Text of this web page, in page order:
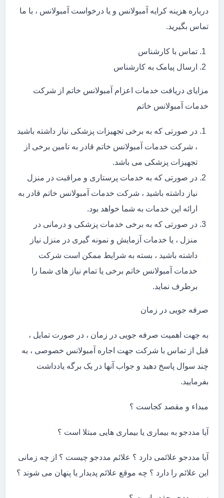
درباره هزینه کرایه آمبولانس و یا درخواست آمبولانس ، با ما
تماس بگیرید.
تماس با کارشناس
ارسال پیامک به کارشناس
مزایای دریافت خدمات اعزام آمبولانس خاتم از شرکت
خدمات آمبولانس خاتم
در صورتی که به برخی تجهیزات پزشکی نیاز داشته باشید
، شرکت خدمات آمبولانس خاتم قادر به تامین برخی از
تجهیزات پزشکی می باشد.
در صورتی که به خدمات پرستاری و مراقبت در منزل
نیاز داشته باشید ، شرکت خدمات آمبولانس خاتم قادر به
ارائه این خدمات به شما خواهد بود.
در صورتی که به برخی خدمات پزشکی و درمانی در
منزل ، یا خدمات آزمایش و نمونه گیری در منزل نیاز
داشته باشید ، بسته به شرایط ممکن است شرکت
خدمات آمبولانس خاتم برخی یا تمام نیاز های شما را
برطرف نماید.
صرفه جویی در زمان
به جهت اهمیت صرفه جویی در زمان ، در صورت تمایل ،
قبل از تماس با شرکت جهت اجاره آمبولانس خصوصی ، به
چند سوال پاسخ دهید و جواب آنها در یک برگه یادداشت
بفرمایید.
مبداء و مقصد کجاست ؟
آیا مددجو به بیماری یا بیماری هایی مبتلا است ؟
آیا مددجو علائمی دارد ؟ علائم مددجو چیست ؟ از چه زمانی
این علائم را دارد ؟ چه موقع علائم پدیدار یا پنهان می شوند ؟